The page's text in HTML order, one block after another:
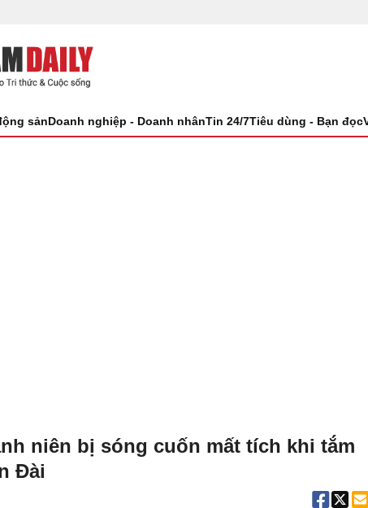
sảnDoanh nghiệp - Doanh nhânTin 24/7Tiêu dùng - Bạn đọc
niên bị sóng cuốn mất tích khi tắm
Đài